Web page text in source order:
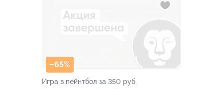
–65%
Игра в пейнтбол за 350 руб.